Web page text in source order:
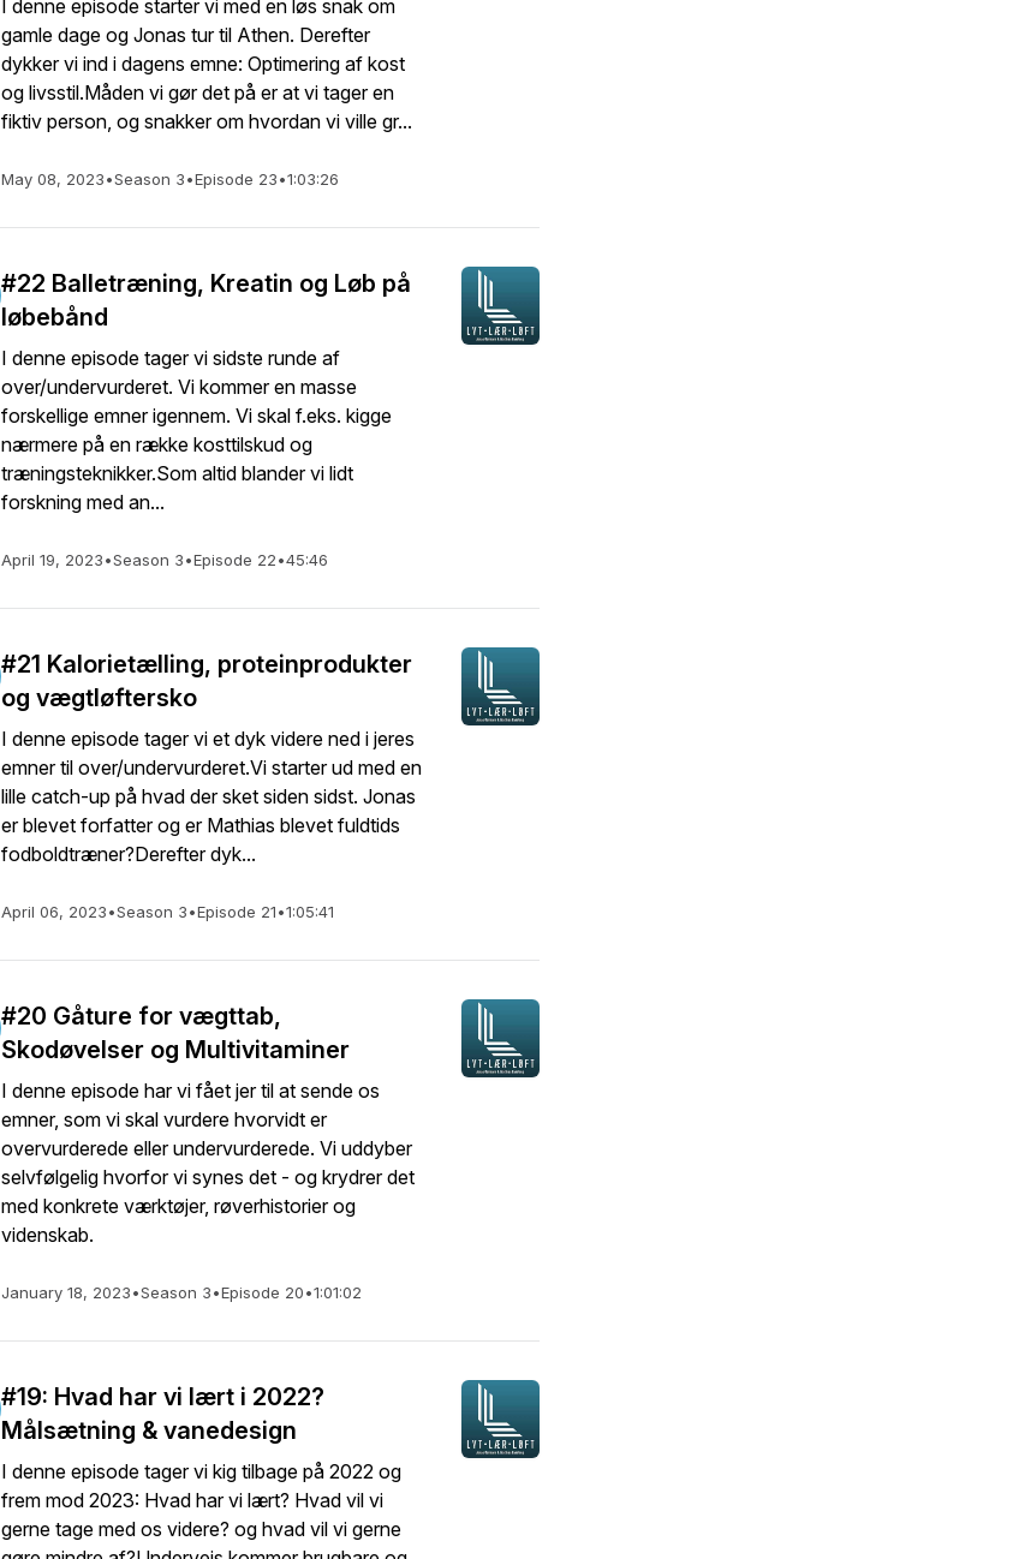
I denne episode starter vi med en løs snak om
gamle dage og Jonas tur til Athen. Derefter
dykker vi ind i dagens emne: Optimering af kost
og livsstil.Måden vi gør det på er at vi tager en
fiktiv person, og snakker om hvordan vi ville gr...
May 08, 2023•Season 3•Episode 23•1:03:26
#22 Balletræning, Kreatin og Løb på
løbebånd
I denne episode tager vi sidste runde af
over/undervurderet. Vi kommer en masse
forskellige emner igennem. Vi skal f.eks. kigge
nærmere på en række kosttilskud og
træningsteknikker.Som altid blander vi lidt
forskning med an...
April 19, 2023•Season 3•Episode 22•45:46
#21 Kalorietælling, proteinprodukter
og vægtløftersko
I denne episode tager vi et dyk videre ned i jeres
emner til over/undervurderet.Vi starter ud med en
lille catch-up på hvad der sket siden sidst. Jonas
er blevet forfatter og er Mathias blevet fuldtids
fodboldtræner?Derefter dyk...
April 06, 2023•Season 3•Episode 21•1:05:41
#20 Gåture for vægttab,
Skodøvelser og Multivitaminer
I denne episode har vi fået jer til at sende os
emner, som vi skal vurdere hvorvidt er
overvurderede eller undervurderede. Vi uddyber
selvfølgelig hvorfor vi synes det - og krydrer det
med konkrete værktøjer, røverhistorier og
videnskab.
January 18, 2023•Season 3•Episode 20•1:01:02
#19: Hvad har vi lært i 2022?
Målsætning & vanedesign
I denne episode tager vi kig tilbage på 2022 og
frem mod 2023: Hvad har vi lært? Hvad vil vi
gerne tage med os videre? og hvad vil vi gerne